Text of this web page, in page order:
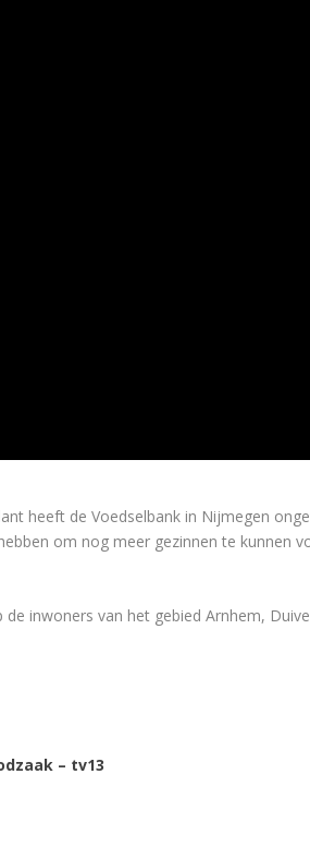
heeft de Voedselbank in Nijmegen
om nog meer gezinnen te kunnen
inwoners van het gebied Arnhem,
– tv13